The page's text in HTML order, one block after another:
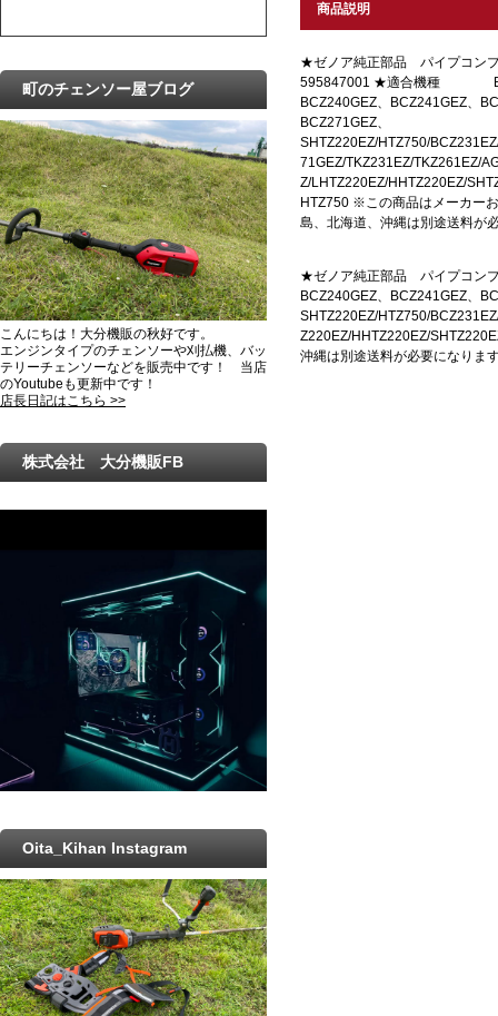
商品説明
★ゼノア純正部品 パイプコ
595847001 ★適合機種
BCZ240GEZ、BCZ241GEZ、
BCZ271GEZ、
SHTZ220EZ/HTZ750/
71GEZ/TKZ231EZ/TKZ261EZ/
Z/LHTZ220EZ/HHTZ220EZ/
HTZ750 ※この商品はメーカー
島、北海道、沖縄は別途送料が
★ゼノア純正部品 パイプコ
BCZ240GEZ、BCZ241GEZ、
SHTZ220EZ/HTZ750/
Z220EZ/HHTZ220EZ/
沖縄は別途送料が必要になりま
町のチェンソー屋ブログ
こんにちは！大分機販の秋好です。
エンジンタイプのチェンソーや刈払機、バッ
テリーチェンソーなどを販売中です！ 当店
のYoutubeも更新中です！
店長日記はこちら >>
株式会社 大分機販FB
Oita_Kihan Instagram